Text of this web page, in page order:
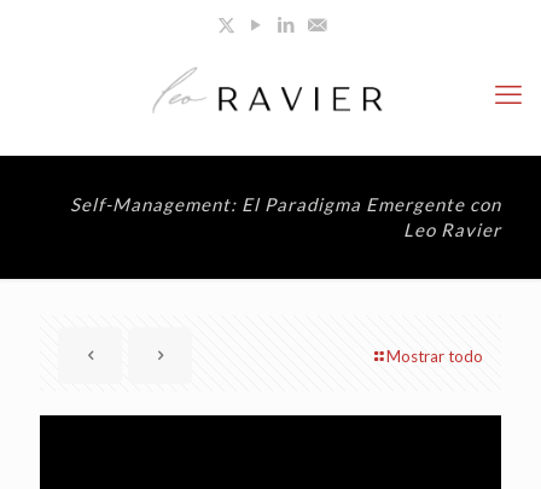
Self-Management: El Paradigma Emergente con
Leo Ravier
Mostrar todo